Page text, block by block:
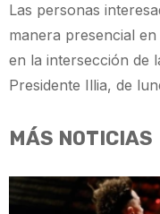
Las personas
manera presencial
en la intersección de
Presidente Illia, de
MÁS NOTICIAS